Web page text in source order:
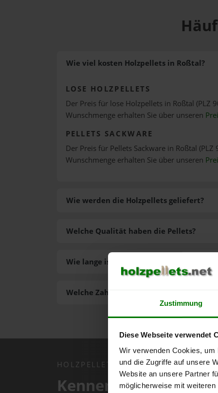
Zustimmung
Diese Webseite verwendet
Wir verwenden Cookies,
und die Zugriffe auf unsere
Website an unsere Partner
möglicherweise mit
Wie viel kosten Holzpellets in Roßtal?
LOSE HOLZPELLETS
Der Preis für lose Holzpellets in Roßtal (PLZ
Wunschmenge erhalten Sie über unseren
PELLETS SACKWARE
Der Preis für Pellets Sackware in Roßtal
Wunschmenge erhalten Sie über unseren
Wie werden die Holzpellets geliefert?
Welche Zahlungsarten gibt es?
Welche Qualität haben die Pellets?
Wie lange ist die Lieferzeit der Pellets?
HOLZPELLETS.NET APP
Kennen Sie schon